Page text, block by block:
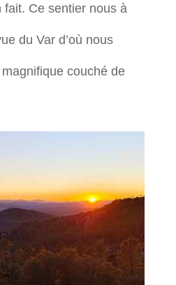
fait. Ce sentier nous à
du Var d’où nous
couché de